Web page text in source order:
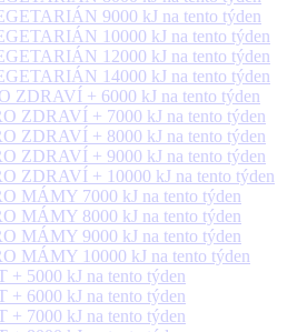
9000 kJ na tento týden
10000 kJ na tento týden
12000 kJ na tento týden
14000 kJ na tento týden
ZDRAVÍ + 6000 kJ na tento týden
ZDRAVÍ + 7000 kJ na tento týden
ZDRAVÍ + 8000 kJ na tento týden
ZDRAVÍ + 9000 kJ na tento týden
ZDRAVÍ + 10000 kJ na tento týden
MÁMY 7000 kJ na tento týden
MÁMY 8000 kJ na tento týden
MÁMY 9000 kJ na tento týden
MÁMY 10000 kJ na tento týden
+ 5000 kJ na tento týden
+ 6000 kJ na tento týden
+ 7000 kJ na tento týden